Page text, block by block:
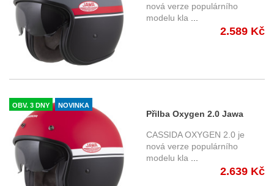
červená/černá/bílá) 2025
nová verze populárního
modelu kla
2.589 Kč
OBV. 3 DNY NOVINKA
Přilba Oxygen 2.0 Jawa
OHC, CASSIDA (červená
matná/černá/bílá) 2025
CASSIDA OXYGEN 2.0 je
nová verze populárního
modelu kla
2.639 Kč